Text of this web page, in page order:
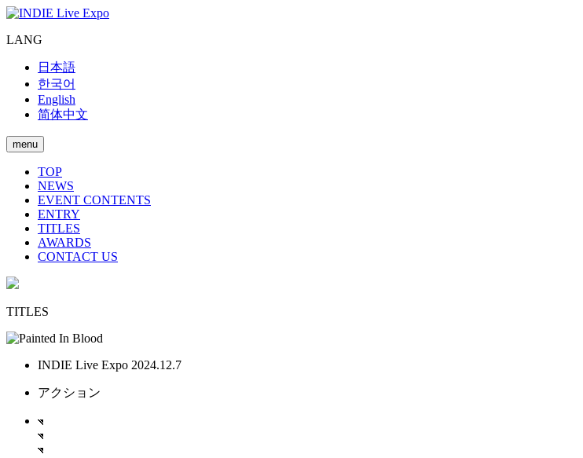
LANG
日本語
한국어
English
简体中文
menu
TOP
NEWS
EVENT CONTENTS
ENTRY
TITLES
AWARDS
CONTACT US
TITLES
INDIE Live Expo 2024.12.7
アクション